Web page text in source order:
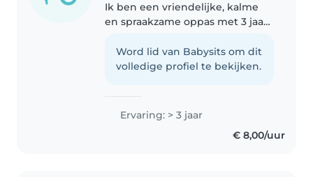
Ik ben een vriendelijke, kalme
en spraakzame oppas met 3 jaar
kinderen van alle leeftijden. Ik
ben comfortabel met huisdieren,
Word lid van Babysits om dit
volledige profiel te bekijken.
Ervaring: > 3 jaar
€ 8,00/uur